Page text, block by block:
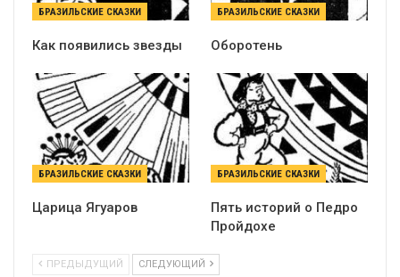
БРАЗИЛЬСКИЕ СКАЗКИ
Как появились звезды
БРАЗИЛЬСКИЕ СКАЗКИ
Оборотень
БРАЗИЛЬСКИЕ СКАЗКИ
Царица Ягуаров
БРАЗИЛЬСКИЕ СКАЗКИ
Пять историй о Педро
Пройдохе
ПРЕДЫДУЩИЙ СЛЕДУЮЩИЙ